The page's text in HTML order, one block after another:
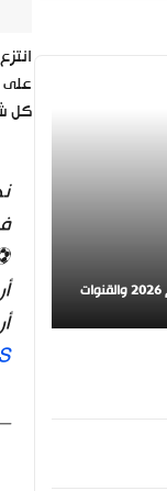
على
كل
موعد مباراة إنجلترا وكرواتيا في كأس العالم 2026 والقنوات